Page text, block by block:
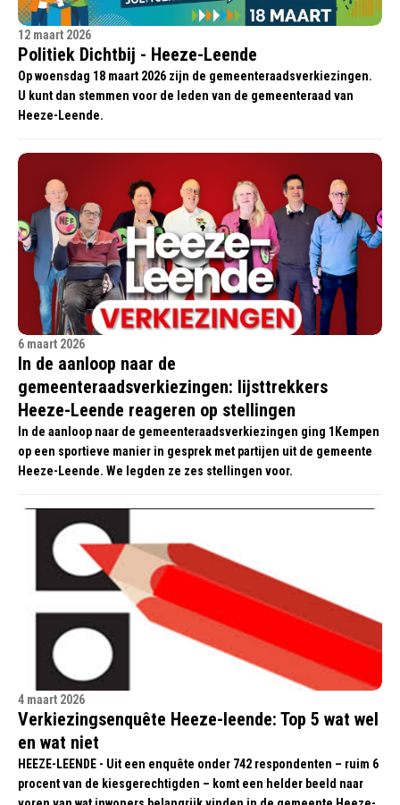
12 maart 2026
Politiek Dichtbij - Heeze-Leende
Op woensdag 18 maart 2026 zijn de gemeenteraadsverkiezingen.
U kunt dan stemmen voor de leden van de gemeenteraad van
Heeze-Leende.
6 maart 2026
In de aanloop naar de
gemeenteraadsverkiezingen: lijsttrekkers
Heeze-Leende reageren op stellingen
In de aanloop naar de gemeenteraadsverkiezingen ging 1Kempen
op een sportieve manier in gesprek met partijen uit de gemeente
Heeze-Leende. We legden ze zes stellingen voor.
4 maart 2026
Verkiezingsenquête Heeze-leende: Top 5 wat wel
en wat niet
HEEZE-LEENDE - Uit een enquête onder 742 respondenten – ruim 6
procent van de kiesgerechtigden – komt een helder beeld naar